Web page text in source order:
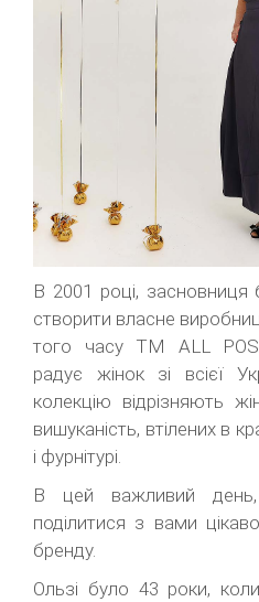
В 2001 році, засновниця
створити власне
того часу ТМ ALL
радує жінок зі всієї
колекцію відрізняють
вишуканість, втілених в
і фурнітурі.
В цей важливий
поділитися з вами
бренду.
Ользі було 43 роки,